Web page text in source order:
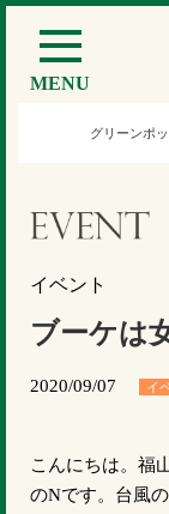
MENU
グリーンポ
イベント
ブーケは
2020/09/07 イ
こんにちは。福
のNです。台風